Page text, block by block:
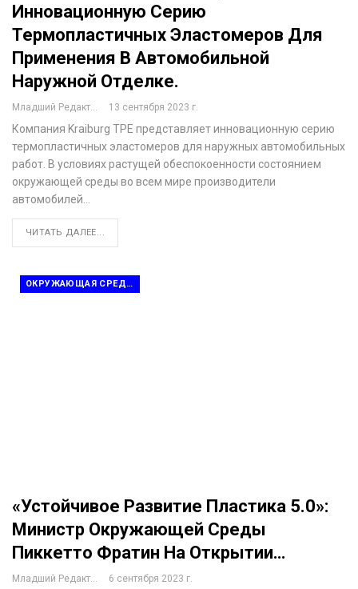
Инновационную Серию
Термопластичных Эластомеров Для
Применения В Автомобильной
Наружной Отделке.
Младший Редактор 13 сентября 2023 г.
Компания Kraiburg TPE представляет инновационную серию
термопластичных эластомеров для наружных автомобильных
работ. В условиях растущей обеспокоенности состоянием
окружающей среды во всем мире производители
автомобилей…
ЧИТАТЬ ДАЛЕЕ...
ОКРУЖАЮЩАЯ СРЕДА И ПЕРЕРАБОТКА ОТХОДОВ
«Устойчивое Развитие Пластика 5.0»:
Министр Окружающей Среды
Пиккетто Фратин На Открытии…
Младший Редактор 6 сентября 2023 г.